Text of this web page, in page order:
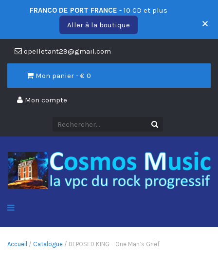
opelletant29@gmail.com
Mon panier - € 0
Mon compte
Accueil / Catalogue / DEPOSED KING – One Man’s Grief
FRANCO DE PORT FRANCE - 10 CD et plus
Aller à la boutique